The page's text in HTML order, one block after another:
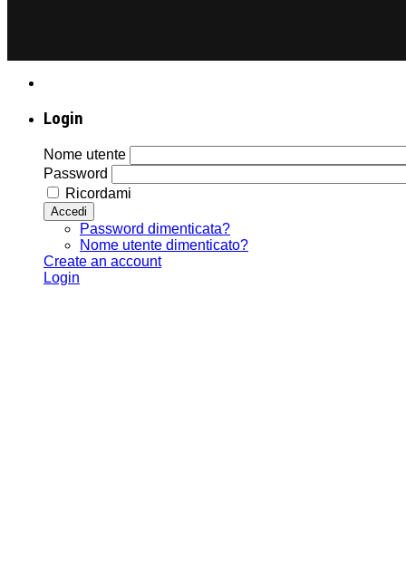
Login
Nome utente
Password
Ricordami
Accedi
Password dimenticata?
Nome utente dimenticato?
Create an account
Login